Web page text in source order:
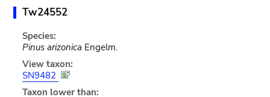
Tw24552
Species:
Pinus arizonica Engelm.
View taxon:
SN9482
Taxon lower than: